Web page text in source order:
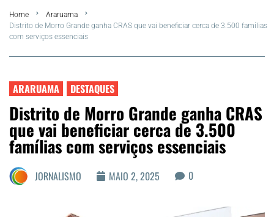
FLA Araru 2026
Araruama
Região dos Lagos
Agenda Cultural
Colunistas
Matérias Exclusivas
Home
Araruama
Distrito de Morro Grande ganha CRAS que vai beneficiar cerca de 3.500 famílias
com serviços essenciais
ARARUAMA DESTAQUES
Distrito de Morro Grande ganha CRAS
que vai beneficiar cerca de 3.500
famílias com serviços essenciais
JORNALISMO MAIO 2, 2025 0